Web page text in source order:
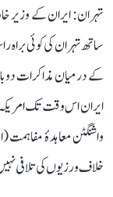
تہران: ایران کے وزیر
ساتھ تہران کی کوئی
کے درمیان مذاکرات
ایران اس وقت تک
واشنگٹن معاہدۂ مفاہمت
خلاف ورزیوں کی تلافی